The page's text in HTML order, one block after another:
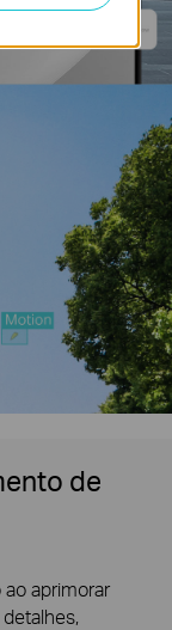
de
aprimorar